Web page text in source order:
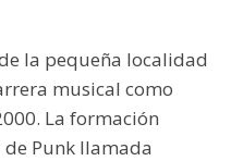
la pequeña localidad
musical como
La formación
Punk llamada